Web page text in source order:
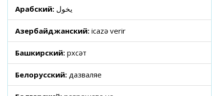
Арабский: يخول
Азербайджанский: icazə verir
Башкирский: рөхсәт
Белорусский: дазваляе